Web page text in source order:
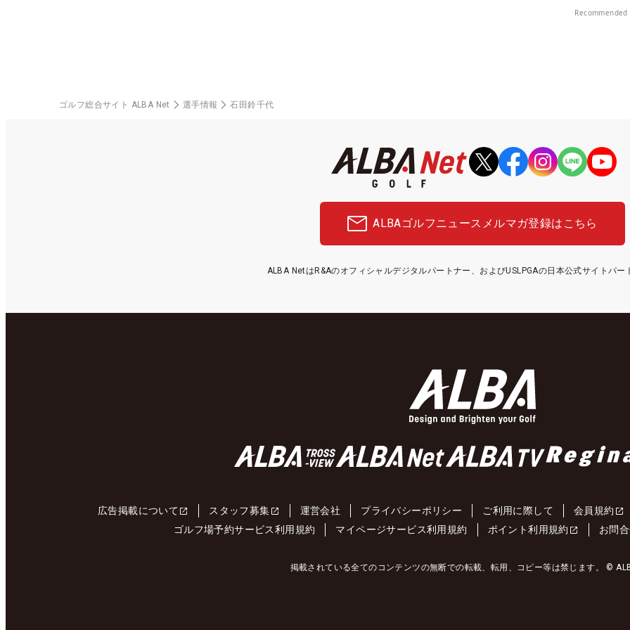
Recommended
ゴルフ総合サイト ALBA Net 選手情報 石田鈴千代
ALBAゴルフニュース メルマガ登録はこちら
ALBA NetはR&Aのオフィシャルデジタルパートナー、およびUSLPGAの日本公式サイトパー
広告掲載について スタッフ募集 運営会社 プライバシーポリシー ご利用に際して 会員規約
ゴルフ場予約サービス利用規約
マイページサービス利用規約 ポイント利用規約 お問
掲載されている全てのコンテンツの無断での転載、転用、コピー等は禁じます。 ©